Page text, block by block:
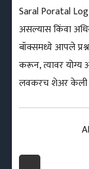
Saral Poratal
असल्यास किंवा
बॉक्समध्ये आपले
करून, त्यावर योग्य
लवकरच शेअर केली